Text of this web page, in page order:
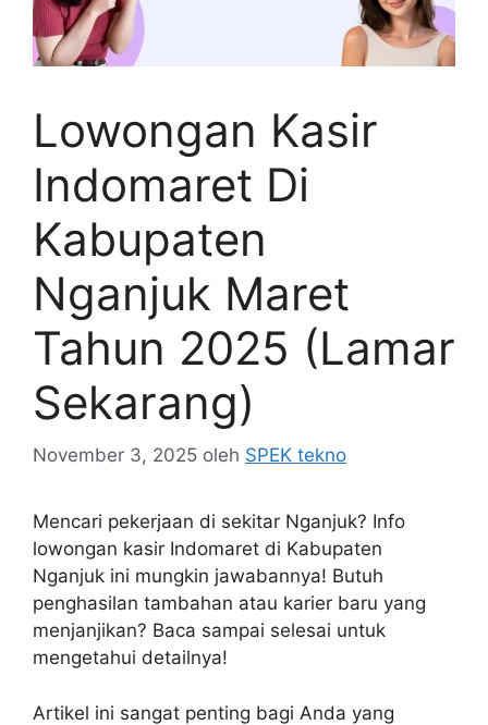
Lowongan Kasir
Indomaret Di
Kabupaten
Nganjuk Maret
Tahun 2025 (Lamar
Sekarang)
November 3, 2025 oleh SPEK tekno
Mencari pekerjaan di sekitar Nganjuk? Info
lowongan kasir Indomaret di Kabupaten
Nganjuk ini mungkin jawabannya! Butuh
penghasilan tambahan atau karier baru yang
menjanjikan? Baca sampai selesai untuk
mengetahui detailnya!
Artikel ini sangat penting bagi Anda yang